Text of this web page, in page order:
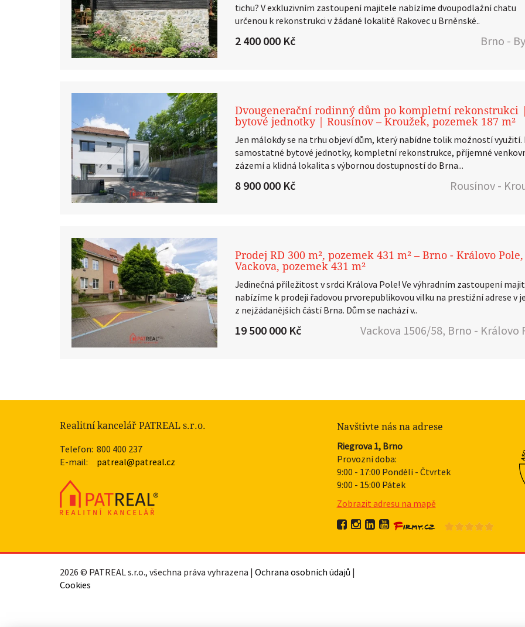
tichu? V exkluzivním zastoupení majitele nabízíme dvoupodlažní chatu
určenou k rekonstrukci v žádané lokalitě Rakovec u Brněnské..
2 400 000 Kč Brno -
Dvougenerační rodinný dům po kompletní rekonstrukci
bytové jednotky | Rousínov – Kroužek, pozemek 187 m²
Jen málokdy se na trhu objeví dům, který nabídne tolik možností využití.
samostatné bytové jednotky, kompletní rekonstrukce, příjemné
zázemí a klidná lokalita s výbornou dostupností do Brna...
8 900 000 Kč Rousínov -
Prodej RD 300 m², pozemek 431 m² – Brno - Královo
Vackova, pozemek 431 m²
Jedinečná příležitost v srdci Králova Pole! Ve výhradním zastoupení
nabízíme k prodeji řadovou prvorepublikovou vilku na prestižní adrese v
z nejžádanějších částí Brna. Dům se nachází v..
19 500 000 Kč Vackova 1506/58, Brno - Královo
Realitní kancelář PATREAL s.r.o.
Telefon: 800 400 237
E-mail:
patreal@patreal.cz
Navštivte nás na adrese
Riegrova 1, Brno
Provozní doba:
9:00 - 17:00 Pondělí - Čtvrtek
9:00 - 15:00 Pátek
Zobrazit adresu na mapě
2026 © PATREAL s.r.o., všechna práva vyhrazena | Ochrana osobních údajů |
Cookies